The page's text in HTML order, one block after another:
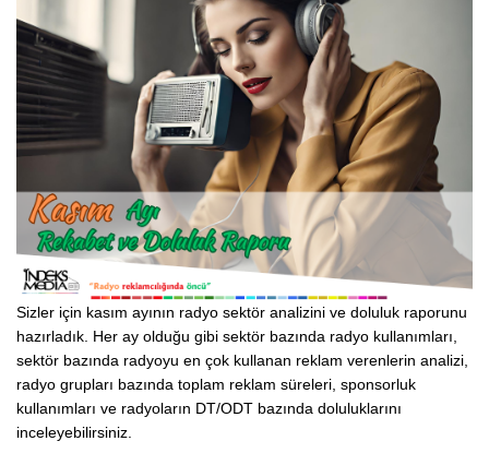
Sizler için kasım ayının radyo sektör analizini ve doluluk raporunu
hazırladık. Her ay olduğu gibi sektör bazında radyo kullanımları,
sektör bazında radyoyu en çok kullanan reklam verenlerin analizi,
radyo grupları bazında toplam reklam süreleri, sponsorluk
kullanımları ve radyoların DT/ODT bazında doluluklarını
inceleyebilirsiniz.